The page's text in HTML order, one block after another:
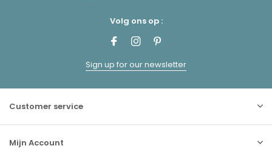
Volg ons op :
Sign up for our newsletter
Customer service
Mijn Account